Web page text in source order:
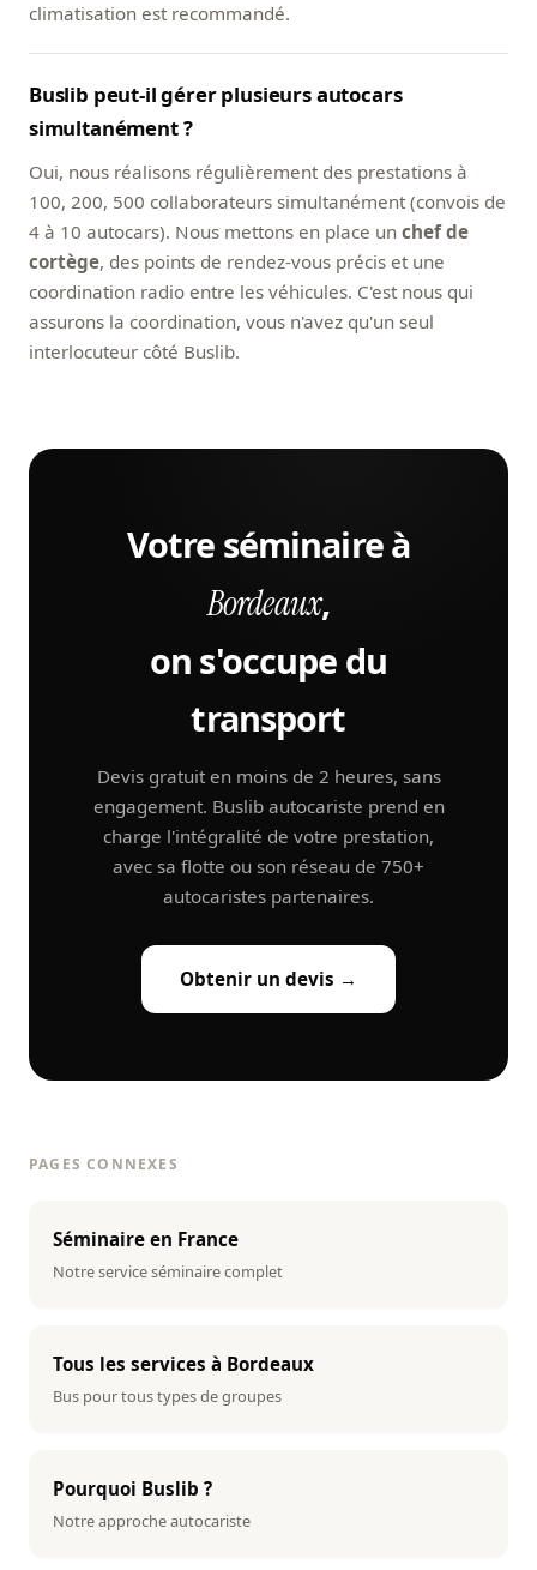
climatisation est recommandé.
Buslib peut-il gérer plusieurs autocars
simultanément ?
Oui, nous réalisons régulièrement des prestations à
100, 200, 500 collaborateurs simultanément (convois de
4 à 10 autocars). Nous mettons en place un chef de
cortège, des points de rendez-vous précis et une
coordination radio entre les véhicules. C'est nous qui
assurons la coordination, vous n'avez qu'un seul
interlocuteur côté Buslib.
Votre séminaire à
Bordeaux,
on s'occupe du
transport
Devis gratuit en moins de 2 heures, sans
engagement. Buslib autocariste prend en
charge l'intégralité de votre prestation,
avec sa flotte ou son réseau de 750+
autocaristes partenaires.
Obtenir un devis →
PAGES CONNEXES
Séminaire en France
Notre service séminaire complet
Tous les services à Bordeaux
Bus pour tous types de groupes
Pourquoi Buslib ?
Notre approche autocariste